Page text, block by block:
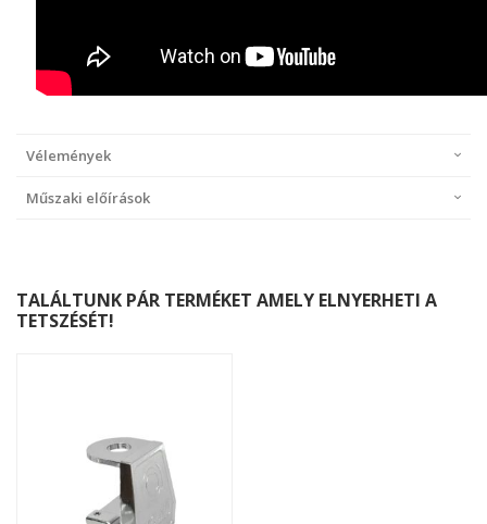
Vélemények
Műszaki előírások
TALÁLTUNK PÁR TERMÉKET AMELY ELNYERHETI A
TETSZÉSÉT!